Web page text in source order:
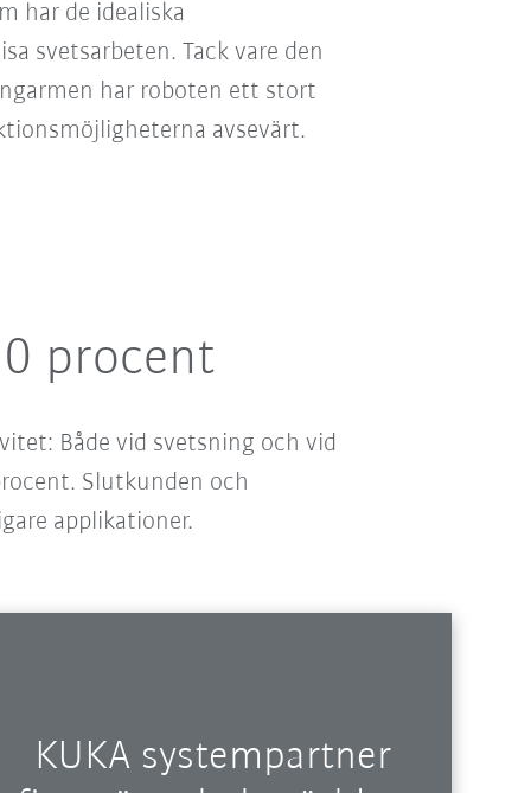
har de idealiska
svetsarbeten. Tack vare den
har roboten ett stort
avsevärt.
procent
Både vid svetsning och vid
Slutkunden och
applikationer.
KUKA systempartner